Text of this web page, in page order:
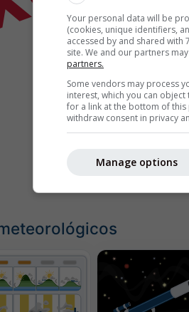
Your personal data will be
(cookies, unique identifiers,
accessed by and shared with
site. We and our partners
partners.
Some vendors may process
interest, which you can
for a link at the bottom of
withdraw consent in privacy
Manage options